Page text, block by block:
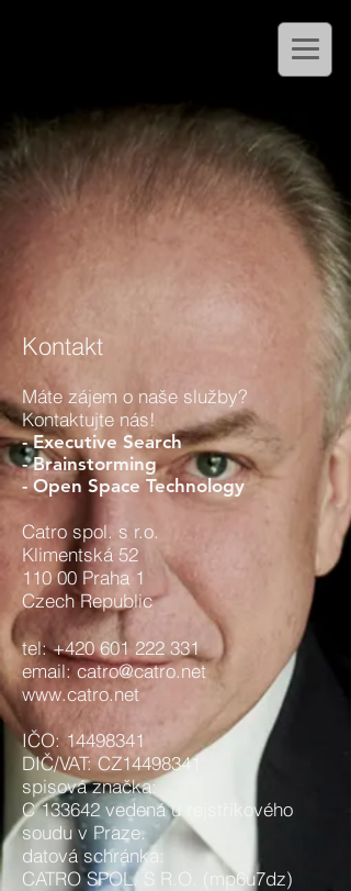
Kontakt
Máte zájem o naše služby?
Kontaktujte nás!
- Executive Search
- Brainstorming
- Open Space Technology
Catro spol. s r.o.
Klimentská 52
110 00 Praha 1
Czech Republic
tel:+420 601 222 331
email:catro@catro.net
www.catro.net
IČO:14498341
DIČ/VAT: CZ14498341
spisová značka:
C 133642 vedená u rejstříkového
soudu v Praze.
datová schránka:
CATRO SPOL. S R.O. (mp6u7dz)